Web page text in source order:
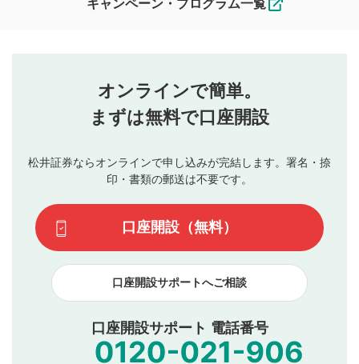
投稿するボタン
星で評価をすると投稿できます。（お名前とコメント
3
動画の評価
です）
行ってください。
当社は、利用者同士、もしくは利用者と第三者間のトラ
ブルによって生じた損害に対して一切の責任を負いませ
評価およびコメントは当社にて審査のうえ、掲載となり
ます。掲載されるまでに日数がかかる場合や掲載されない
てはお答えできません。各動画コンテンツへの掲載をもっ
て結果のご連絡といたします。ご了承ください。
下記の項目に該当すると判断された投稿内容は、掲載を
見合わせる場合がございます。
本動画コンテンツとは無関係の内容の投稿
他者への誹謗中傷や差別的表現投稿
公序良俗に反する内容の投稿
氏名、住所、電話番号など個人を特定できる情報の
キャンペーン・プログラム一覧
オンラインで簡単。
まずは無料で口座開設
松井証券ならオンラインで申し込みが完結します。署名・捺
印・書類の郵送は不要です。
口座開設（無料）
口座開設サポートへご相談
口座開設サポート 電話番号